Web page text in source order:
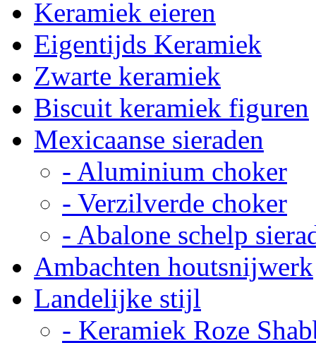
Keramiek eieren
Eigentijds Keramiek
Zwarte keramiek
Biscuit keramiek figuren
Mexicaanse sieraden
- Aluminium choker
- Verzilverde choker
- Abalone schelp
Ambachten houtsnijwerk
Landelijke stijl
- Keramiek Roze